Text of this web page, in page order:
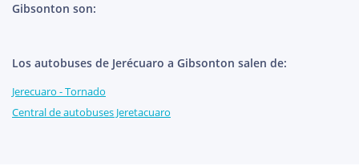
Gibsonton son:
Los autobuses de Jerécuaro a Gibsonton salen de:
Jerecuaro - Tornado
Central de autobuses Jeretacuaro